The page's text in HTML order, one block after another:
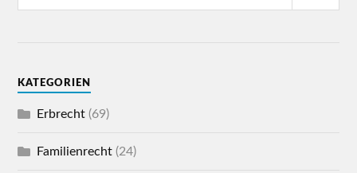
KATEGORIEN
Erbrecht (69)
Familienrecht (24)